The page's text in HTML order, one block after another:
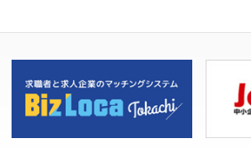
ー
シ
ョ
ン